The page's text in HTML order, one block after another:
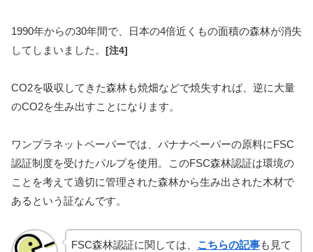
1990年からの30年間で、日本の4倍近くもの面積の森林が消失
してしまいました。 [注4]
CO2を吸収してきた森林も焼畑などで焼失すれば、逆に大量
のCO2を生み出すことになります。
ワンプラネットペーパーでは、バナナペーパーの原料にFSC
認証制度を受けたパルプを使用。このFSC森林認証は環境の
ことを考えて適切に管理された森林から生み出された木材で
あるという証なんです。
FSC森林認証に関しては、 こちらの記事も見て